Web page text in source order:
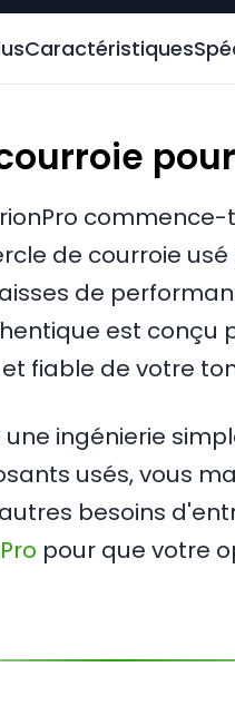
Caractéristiques
de courroie
de
est conçu
fiable de votre
une ingénierie
usés, vous
besoins
pour que votre